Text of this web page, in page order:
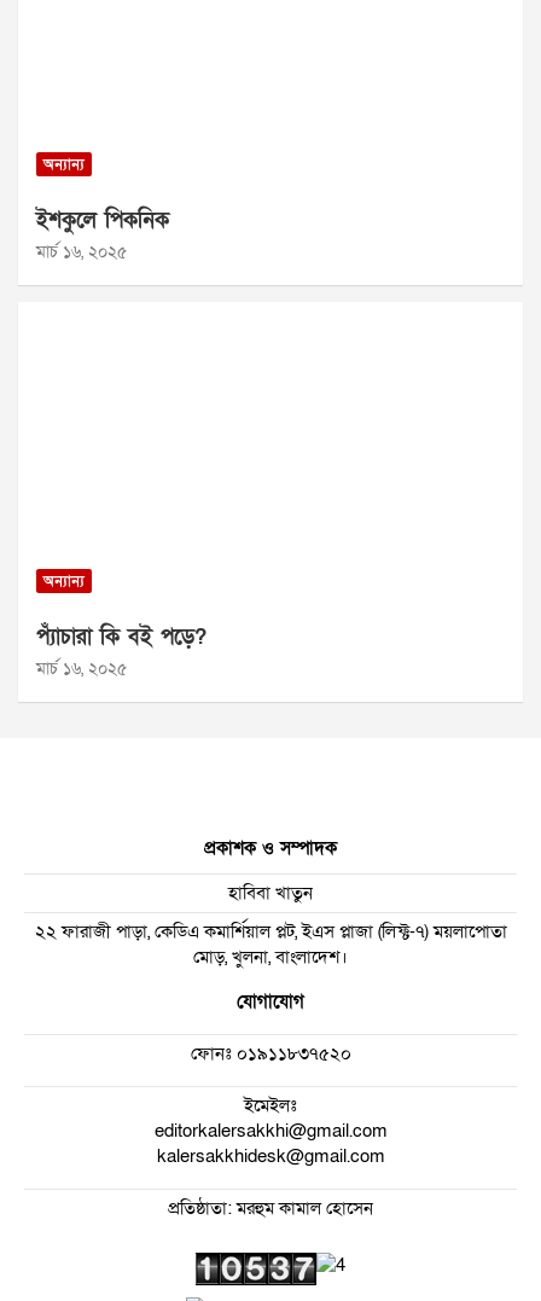
অন্যান্য
ইশকুলে পিকনিক
মার্চ ১৬, ২০২৫
অন্যান্য
প্যাঁচারা কি বই পড়ে?
মার্চ ১৬, ২০২৫
প্রকাশক ও সম্পাদক
হাবিবা খাতুন
২২ ফারাজী পাড়া, কেডিএ কমার্শিয়াল প্লট, ইএস প্লাজা (লিফ্ট-৭) ময়লাপোতা
মোড়, খুলনা, বাংলাদেশ।
যোগাযোগ
ফোনঃ০১৯১১৮৩৭৫২০
ইমেইলঃ
editorkalersakkhi@gmail.com
kalersakkhidesk@gmail.com
প্রতিষ্ঠাতা: মরহুম কামাল হোসেন